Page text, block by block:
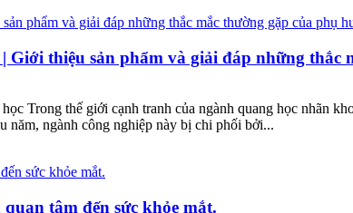
thiệu sản phẩm và giải đáp những thắc
Trong thế giới cạnh tranh của ngành quang học nhãn
năm, ngành công nghiệp này bị chi phối bởi...
tâm đến sức khỏe mắt.